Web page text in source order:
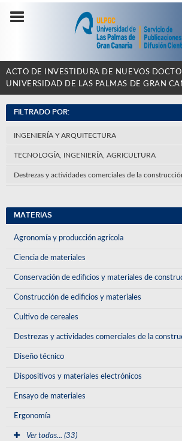
ACTO DE INVESTIDURA DE NUEVOS
UNIVERSIDAD DE LAS PALMAS DE GRAN
FILTRADO POR:
INGENIERÍA Y ARQUITECTURA
TECNOLOGÍA, INGENIERÍA, AGRICULTURA
Destrezas y actividades comerciales de la
MATERIAS
Agronomía y producción agrícola
Ciencia de materiales
Conservación de edificios y materiales de
Construcción de edificios y materiales
Cultivo de cereales
Destrezas y actividades comerciales de la
Diseño técnico
Dispositivos y materiales electrónicos
Ensayo de materiales
Ergonomía
Ver todas... (33)